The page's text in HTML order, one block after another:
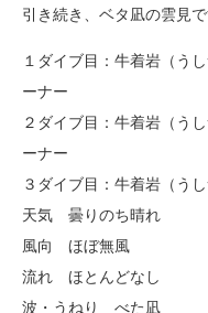
引き続き、ベタ凪の雲見で
１ダイブ目：牛着岩（う
ーナー
２ダイブ目：牛着岩（う
ーナー
３ダイブ目：牛着岩（う
天気 曇りのち晴れ
風向 ほぼ無風
流れ ほとんどなし
波・うねり べた凪